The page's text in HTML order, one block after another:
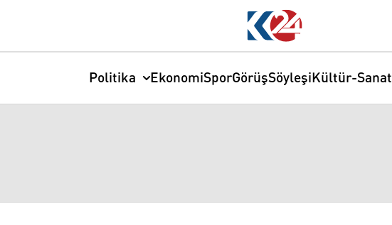
Politika EkonomiSporGörüşSöyleşiKültür-Sanat